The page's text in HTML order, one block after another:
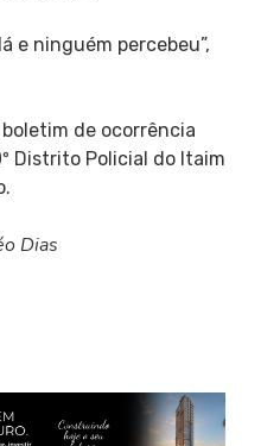
e ninguém percebeu”,
de ocorrência
Distrito Policial do Itaim
Dias